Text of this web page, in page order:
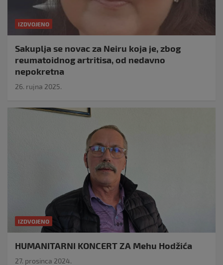
IZDVOJENO
Sakuplja se novac za Neiru koja je, zbog
reumatoidnog artritisa, od nedavno
nepokretna
26. rujna 2025.
IZDVOJENO
HUMANITARNI KONCERT ZA Mehu Hodžića
27. prosinca 2024.